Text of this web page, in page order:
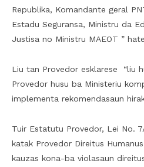
Republika, Komandante geral
Estadu Seguransa, Ministru da
Justisa no Ministru MAEOT ”
Liu tan Provedor esklarese “liu
Provedor husu ba Ministeriu
implementa rekomendasaun hirak
Tuir Estatutu Provedor, Lei No.
katak Provedor Direitus
kauzas kona-ba violasaun